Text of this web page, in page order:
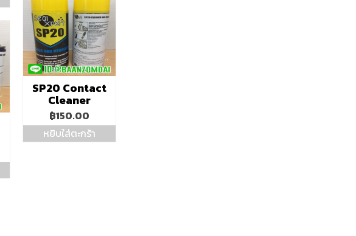
SP20 Contact
Cleaner
฿150.00
หยิบใส่ตะกร้า